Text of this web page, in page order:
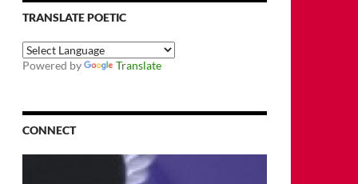
TRANSLATE POETIC
Powered by Translate
CONNECT